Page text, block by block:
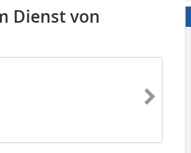
Dienst von